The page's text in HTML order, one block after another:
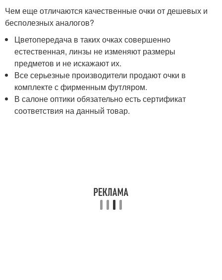
Чем еще отличаются качественные очки от дешевых и
бесполезных аналогов?
Цветопередача в таких очках совершенно
естественная, линзы не изменяют размеры
предметов и не искажают их.
Все серьезные производители продают очки в
комплекте с фирменным футляром.
В салоне оптики обязательно есть сертификат
соответствия на данный товар.